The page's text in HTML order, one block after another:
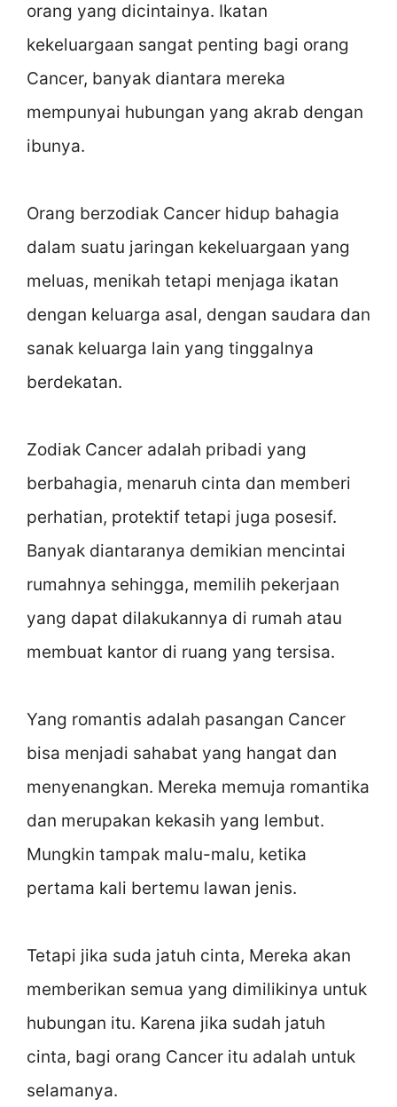
orang yang dicintainya. Ikatan
kekeluargaan sangat penting bagi orang
Cancer, banyak diantara mereka
mempunyai hubungan yang akrab dengan
ibunya.
Orang berzodiak Cancer hidup bahagia
dalam suatu jaringan kekeluargaan yang
meluas, menikah tetapi menjaga ikatan
dengan keluarga asal, dengan saudara dan
sanak keluarga lain yang tinggalnya
berdekatan.
Zodiak Cancer adalah pribadi yang
berbahagia, menaruh cinta dan memberi
perhatian, protektif tetapi juga posesif.
Banyak diantaranya demikian mencintai
rumahnya sehingga, memilih pekerjaan
yang dapat dilakukannya di rumah atau
membuat kantor di ruang yang tersisa.
Yang romantis adalah pasangan Cancer
bisa menjadi sahabat yang hangat dan
menyenangkan. Mereka memuja romantika
dan merupakan kekasih yang lembut.
Mungkin tampak malu-malu, ketika
pertama kali bertemu lawan jenis.
Tetapi jika suda jatuh cinta, Mereka akan
memberikan semua yang dimilikinya untuk
hubungan itu. Karena jika sudah jatuh
cinta, bagi orang Cancer itu adalah untuk
selamanya.